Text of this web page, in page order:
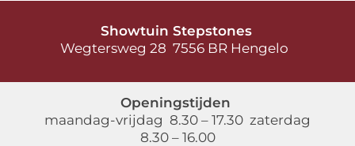
Showtuin Stepstones
Wegtersweg 28 7556 BR Hengelo
Openingstijden
maandag-vrijdag 8.30 – 17.30 zaterdag
8.30 – 16.00